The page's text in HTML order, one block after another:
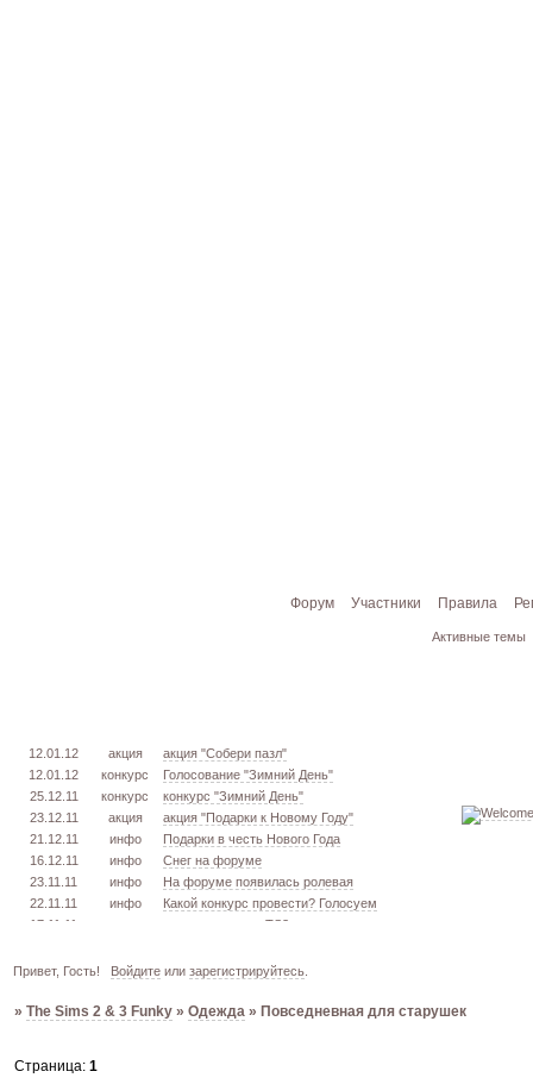
Форум Участники Правила
Активные темы
12.01.12 акция
акция "Собери пазл"
12.01.12
конкурс
Голосование "Зимний День"
25.12.11
конкурс
конкурс "Зимний День"
23.12.11
акция
акция "Подарки к Новому Году"
21.12.11
инфо
Подарки в честь Нового Года
16.12.11
инфо
Снег на форуме
23.11.11
инфо
На форуме появилась ролевая
22.11.11
инфо
Какой конкурс провести? Голосуем
17.11.11
извлекаем меш. TS3
15.11.11
урок
создаём свою обувь! TS3
03.10.11
инфо
город из GTA VC в игре TS3
12.04.11
Привет, Гость! Войдитеили зарегистрируйтесь.
»The Sims 2 & 3 Funky »Одежда » Повседневная для старушек
Страница:1